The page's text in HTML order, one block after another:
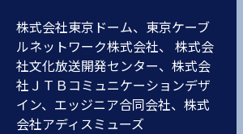
株式会社東京ドーム、東京ケーブ
ルネットワーク株式会社、 株式会
社文化放送開発センター、株式会
社ＪＴＢコミュニケーションデザ
イン、エッジニア合同会社、株式
会社アディスミューズ